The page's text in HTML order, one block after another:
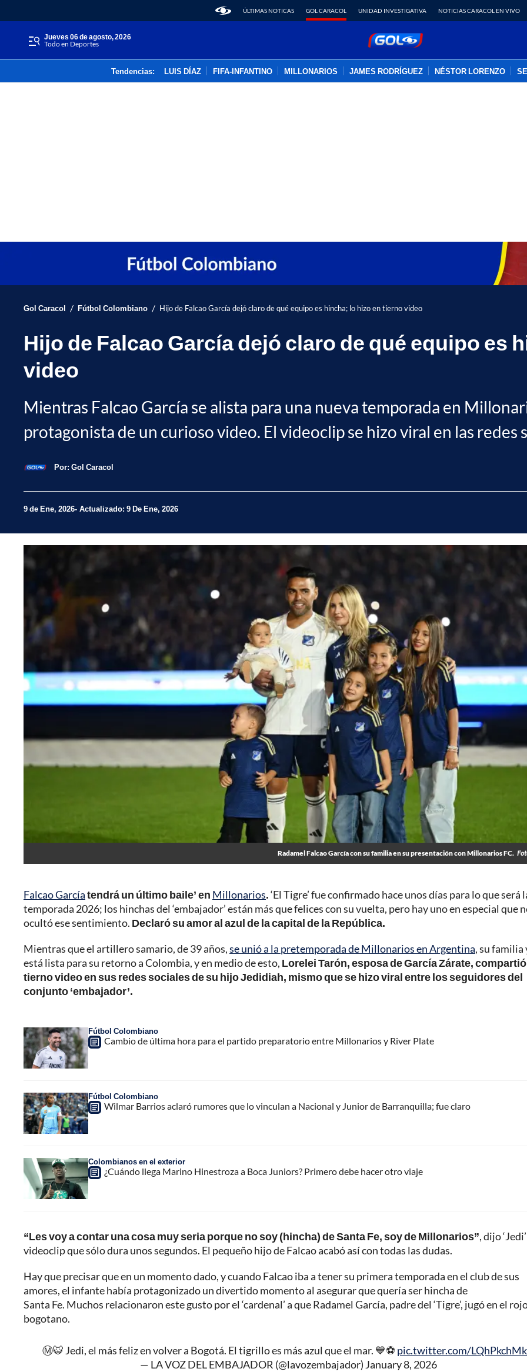
ÚLTIMAS NOTICAS GOL CARACOL UNIDAD INVESTIGATIVA NOTICIAS CARACOL EN VIVO
jueves 06 de agosto, 2026
Todo en Deportes
Tendencias: LUIS DÍAZ FIFA-INFANTINO MILLONARIOS JAMES RODRÍGUEZ NÉSTOR LORENZO
Gol Caracol / Fútbol Colombiano / Hijo de Falcao García dejó claro de qué equipo es hincha; lo hizo en tierno video
Hijo de Falcao García dejó claro de qué equipo es
video
Mientras Falcao García se alista para una nueva temporada en
protagonista de un curioso video. El videoclip se hizo viral en las redes
Por: Gol Caracol
9 de Ene, 2026 Actualizado: 9 De Ene, 2026
Radamel Falcao García con su familia en su presentación con Millonarios FC.
Falcao Garcíatendrá un último baile’ en Millonarios.‘El Tigre’ fue confirmado hace unos días para lo que será
temporada 2026; los hinchas del ‘embajador’ están más que felices con su vuelta, pero hay uno en especial que
ocultó ese sentimiento. Declaró su amor al azul de la capital de la República.
Mientras que el artillero samario, de 39 años,se unió a la pretemporada de Millonarios en Argentina, su familia
está lista para su retorno a Colombia, y en medio de esto, Lorelei Tarón, esposa de García Zárate,
tierno video en sus redes sociales de su hijo Jedidiah, mismo que se hizo viral entre los seguidores del
conjunto ‘embajador’.
Fútbol Colombiano
Cambio de última hora para el partido preparatorio entre Millonarios y River Plate
Fútbol Colombiano
Wilmar Barrios aclaró rumores que lo vinculan a Nacional y Junior de Barranquilla; fue claro
Colombianos en el exterior
¿Cuándo llega Marino Hinestroza a Boca Juniors? Primero debe hacer otro viaje
“Les voy a contar una cosa muy seria porque no soy (hincha) de Santa Fe, soy de Millonarios”, dijo
videoclip que sólo dura unos segundos. El pequeño hijo de Falcao acabó así con todas las dudas.
Hay que precisar que en un momento dado, y cuando Falcao iba a tener su primera temporada en el club de sus
amores, el infante había protagonizado un divertido momento al asegurar que quería ser hincha de
Santa Fe. Muchos relacionaron este gusto por el ‘cardenal’ a que Radamel García, padre del ‘Tigre’, jugó en el
bogotano.
Ⓜ️🐯 Jedi, el más feliz en volver a Bogotá. El tigrillo es más azul que el mar. 💙⚽️ pic.twitter.com/
— LA VOZ DEL EMBAJADOR (@lavozembajador) January 8, 2026